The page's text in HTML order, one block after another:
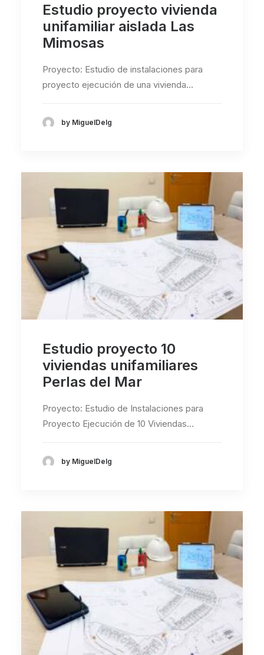
Estudio proyecto vivienda
unifamiliar aislada Las
Mimosas
Proyecto: Estudio de instalaciones para
proyecto ejecución de una vivienda…
by MiguelDelg
Estudio proyecto 10
viviendas unifamiliares
Perlas del Mar
Proyecto: Estudio de Instalaciones para
Proyecto Ejecución de 10 Viviendas…
by MiguelDelg